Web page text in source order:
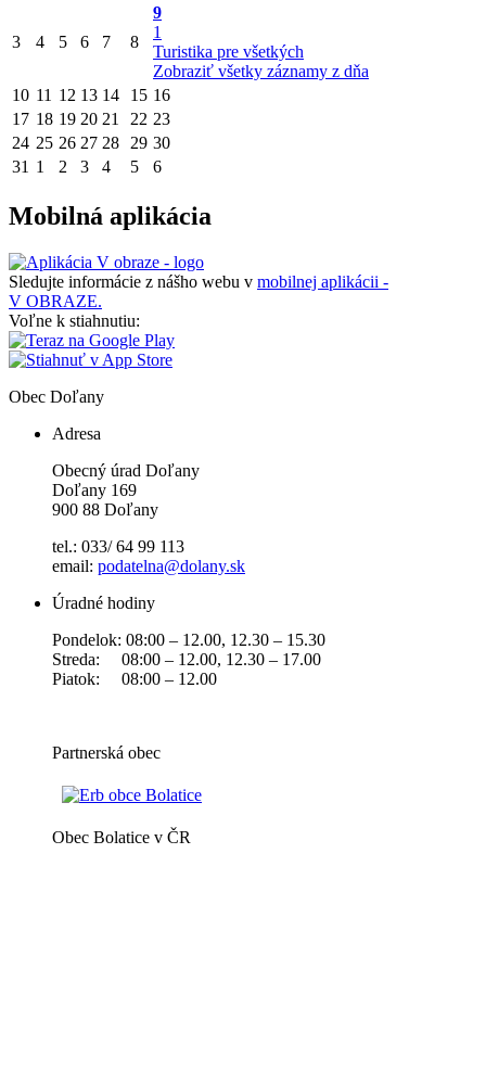
3 4 5 6 7 8
9
1
Turistika pre všetkých
Zobraziť všetky záznamy z dňa
10 11 12 13 14 15 16
17 18 19 20 21 22 23
24 25 26 27 28 29 30
31 1 2 3 4 5 6
Mobilná aplikácia
Sledujte informácie z nášho webu v mobilnej aplikácii -
V OBRAZE.
Voľne k stiahnutiu:
Obec Doľany
Adresa
Obecný úrad Doľany
Doľany 169
900 88 Doľany
tel.: 033/ 64 99 113
email: podatelna@dolany.sk
Úradné hodiny
Pondelok: 08:00 – 12.00, 12.30 – 15.30
Streda: 08:00 – 12.00, 12.30 – 17.00
Piatok: 08:00 – 12.00
Partnerská obec
Obec Bolatice v ČR